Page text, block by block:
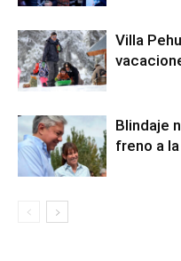
Villa
Blindaje
freno a